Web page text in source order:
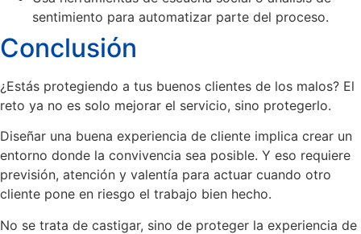
sentimiento para automatizar parte del proceso.
Conclusión
¿Estás protegiendo a tus buenos clientes de los malos? El
reto ya no es solo mejorar el servicio, sino protegerlo.
Diseñar una buena experiencia de cliente implica crear un
entorno donde la convivencia sea posible. Y eso requiere
previsión, atención y valentía para actuar cuando otro
cliente pone en riesgo el trabajo bien hecho.
No se trata de castigar, sino de proteger la experiencia de